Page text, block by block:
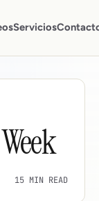
Servicios
15 MIN READ